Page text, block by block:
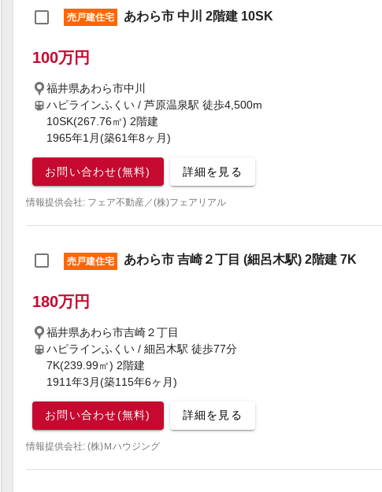
売戸建住宅 あわら市 中川 2階建 10SK
100万円
福井県あわら市中川
ハピラインふくい / 芦原温泉駅 徒歩4,500m
10SK(267.76㎡) 2階建
1965年1月(築61年8ヶ月)
お問い合わせ(無料) 詳細を見る
情報提供会社: フェア不動産／(株)フェアリアル
売戸建住宅 あわら市 吉崎２丁目 (細呂木駅) 2階建 7K
180万円
福井県あわら市吉崎２丁目
ハピラインふくい / 細呂木駅 徒歩77分
7K(239.99㎡) 2階建
1911年3月(築115年6ヶ月)
お問い合わせ(無料) 詳細を見る
情報提供会社: (株)Ｍハウジング